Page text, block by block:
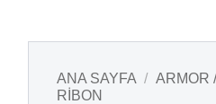
ANA SAYFA / ARMOR
RIBON